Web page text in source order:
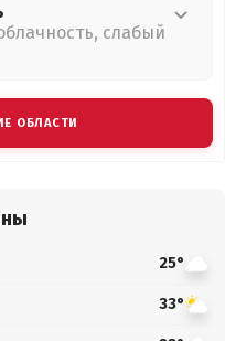
слабый
ОБЛАСТИ
25°
33°